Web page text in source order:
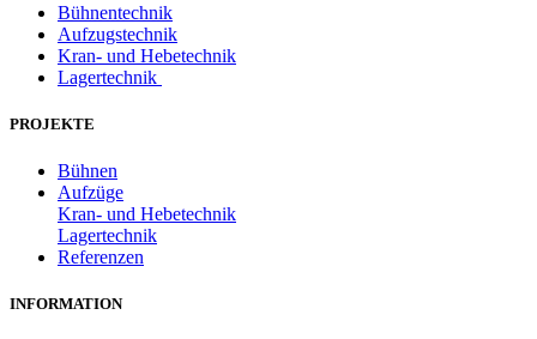
Bühnentechnik
Aufzugstechnik
Kran- und Hebetechnik
Lagertechnik
PROJEKTE
Bühnen
Aufzüge
Kran- und Hebetechnik
Lagertechnik
Referenzen
INFORMATION